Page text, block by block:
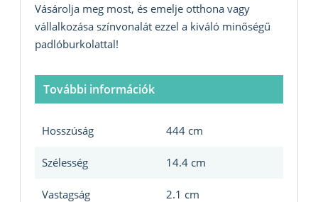
Vásárolja meg most, és emelje otthona vagy
vállalkozása színvonalát ezzel a kiváló minőségű
padlóburkolattal!
További információk
Hosszúság 444 cm
Szélesség 14.4 cm
Vastagság 2.1 cm